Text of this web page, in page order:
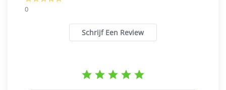
0
Schrijf Een Review